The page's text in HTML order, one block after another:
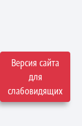
Версия сайта
для
слабовидящих